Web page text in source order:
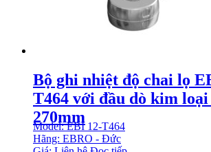
Bộ ghi nhiệt độ chai lọ
T464 với đầu dò kim
270mm
Model: EBI 12-T464
Hãng: EBRO - Đức